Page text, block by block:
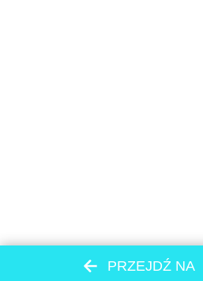
PRZEJDŹ NA